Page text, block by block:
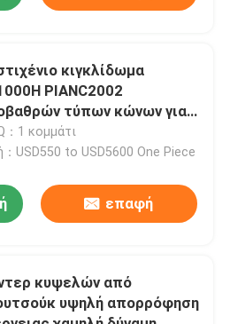
αποβαθρών
κιγκλίδωμα
κιγκλίδωμα
PIANC2002
τύπων κώνων για
προστασία σκαφών
：1 κομμάτι
：USD550 to USD5600 One Piece
επαφή
κυψελών από
υψηλή απορρόφηση